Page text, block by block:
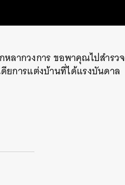
ลากวงการ ขอพาคุณไปสำรวจ
ยการแต่งบ้านที่ได้แรงบันดาล